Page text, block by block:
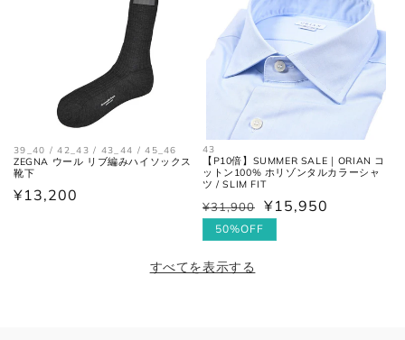
39_40 / 42_43 / 43_44 / 45_46
ZEGNA ウール リブ編みハイソックス
靴下
通
¥13,200
43
【P10倍】SUMMER SALE｜ORIAN コ
ットン100% ホリゾンタルカラーシャ
ツ / SLIM FIT
通
常
格
¥31,900
セ
ー
価
¥15,950
50%OFF
すべてを表示する